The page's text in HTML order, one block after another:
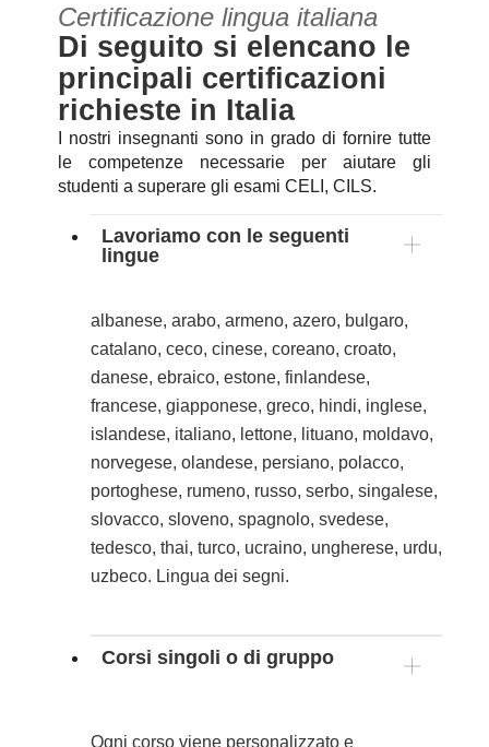
Certificazione lingua italiana
Di seguito si elencano le
principali certificazioni
richieste in Italia
I nostri insegnanti sono in grado di fornire tutte
le competenze necessarie per aiutare gli
studenti a superare gli esami CELI, CILS.
Lavoriamo con le seguenti
lingue
albanese, arabo, armeno, azero, bulgaro,
catalano, ceco, cinese, coreano, croato,
danese, ebraico, estone, finlandese,
francese, giapponese, greco, hindi, inglese,
islandese, italiano, lettone, lituano, moldavo,
norvegese, olandese, persiano, polacco,
portoghese, rumeno, russo, serbo, singalese,
slovacco, sloveno, spagnolo, svedese,
tedesco, thai, turco, ucraino, ungherese, urdu,
uzbeco. Lingua dei segni.
Corsi singoli o di gruppo
Ogni corso viene personalizzato e